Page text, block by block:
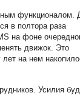
функционалом.
в полтора раза
на фоне
движок. Это
на нем
Усилия